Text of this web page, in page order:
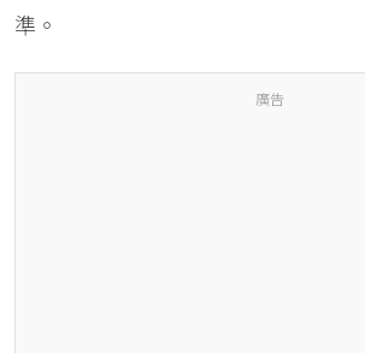
準。
廣告